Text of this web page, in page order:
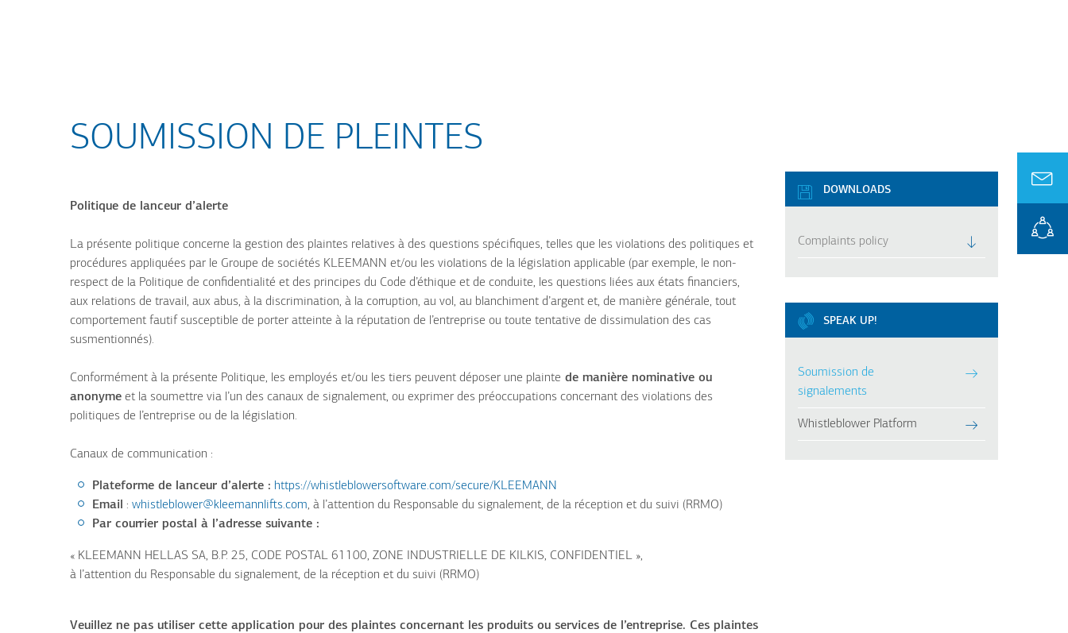
SOUMISSION DE PLEINTES
Politique de lanceur d’alerte
La présente politique concerne la gestion des plaintes relatives à des questions spécifiques, telles que les violations des politiques et
procédures appliquées par le Groupe de sociétés KLEEMANN et/ou les violations de la législation applicable (par exemple, le non-
respect de la Politique de confidentialité et des principes du Code d’éthique et de conduite, les questions liées aux états financiers,
aux relations de travail, aux abus, à la discrimination, à la corruption, au vol, au blanchiment d’argent et, de manière générale, tout
comportement fautif susceptible de porter atteinte à la réputation de l’entreprise ou toute tentative de dissimulation des cas
susmentionnés).
Conformément à la présente Politique, les employés et/ou les tiers peuvent déposer une plainte de manière nominative ou
anonyme et la soumettre via l’un des canaux de signalement, ou exprimer des préoccupations concernant des violations des
politiques de l’entreprise ou de la législation.
Canaux de communication :
Plateforme de lanceur d’alerte : https://whistleblowersoftware.com/secure/KLEEMANN
Email
: whistleblower@kleemannlifts.com, à l’attention du Responsable du signalement, de la réception et du suivi (RRMO)
Par courrier postal à l’adresse suivante :
« KLEEMANN HELLAS SA, B.P. 25, CODE POSTAL 61100, ZONE INDUSTRIELLE DE KILKIS, CONFIDENTIEL »,
à l’attention du Responsable du signalement, de la réception et du suivi (RRMO)
Veuillez ne pas utiliser cette application pour des plaintes concernant les produits ou services de l’entreprise. Ces plaintes
DOWNLOADS
Complaints policy
SPEAK UP!
Soumission de
signalements
Whistleblower Platform